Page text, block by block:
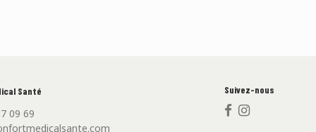
Santé
09 69
Suivez-nous